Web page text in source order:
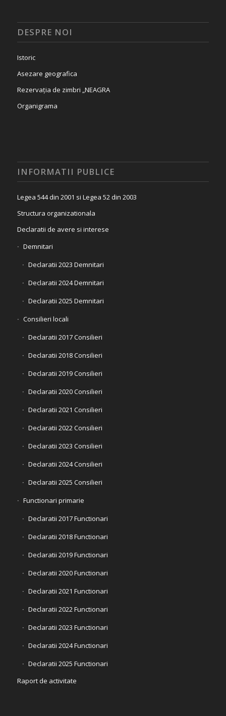
DESPRE NOI
Istoric
Asezare geografica
Rezervația de zimbri „NEAGRA
Organigrama
INFORMATII PUBLICE
Legea 544 din 2001 si Legea 52 din 2003
Structura organizationala
Declaratii de avere si interese
Demnitari
Declaratii 2023 Demnitari
Declaratii 2024 Demnitari
Declaratii 2025 Demnitari
Consilieri locali
Declaratii 2017 Consilieri
Declaratii 2018 Consilieri
Declaratii 2019 Consilieri
Declaratii 2020 Consilieri
Declaratii 2021 Consilieri
Declaratii 2022 Consilieri
Declaratii 2023 Consilieri
Declaratii 2024 Consilieri
Declaratii 2025 Consilieri
Functionari primarie
Declaratii 2017 Functionari
Declaratii 2018 Functionari
Declaratii 2019 Functionari
Declaratii 2020 Functionari
Declaratii 2021 Functionari
Declaratii 2022 Functionari
Declaratii 2023 Functionari
Declaratii 2024 Functionari
Declaratii 2025 Functionari
Raport de activitate